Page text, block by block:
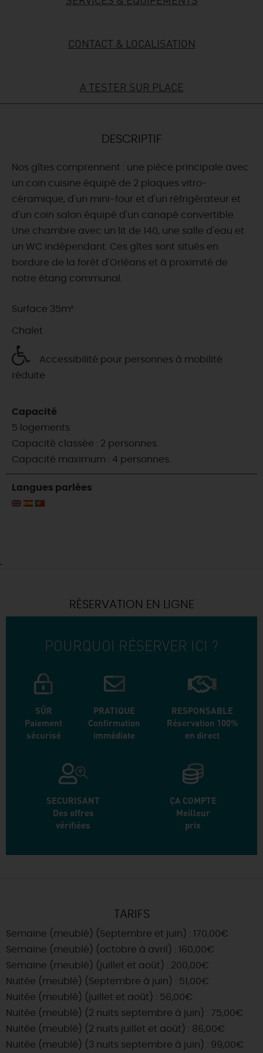
CONTACT & LOCALISATION
A TESTER SUR PLACE
DESCRIPTIF
Nos gîtes comprennent : une pièce principale avec
un coin cuisine équipé de 2 plaques vitro-
céramique, d'un mini-four et d'un réfrigérateur et
d'un coin salon équipé d'un canapé convertible.
Une chambre avec un lit de 140, une salle d'eau et
un WC indépendant. Ces gîtes sont situés en
bordure de la forêt d'Orléans et à proximité de
notre étang communal.
Surface 35m²
Chalet
Accessibilité pour personnes à mobilité
réduite
Capacité
5 logements
Capacité classée : 2 personnes.
Capacité maximum : 4 personnes.
Langues parlées
RÉSERVATION EN LIGNE
POURQUOI RÉSERVER ICI ?
SÛR
Paiement
sécurisé
PRATIQUE
Confirmation
immédiate
RESPONSABLE
Réservation 100%
en direct
SECURISANT
Des offres
vérifiées
ÇA COMPTE
Meilleur
prix
TARIFS
Semaine (meublé) (Septembre et juin) : 170,00€
Semaine (meublé) (octobre à avril) : 160,00€
Semaine (meublé) (juillet et août) : 200,00€
Nuitée (meublé) (Septembre à juin) : 51,00€
Nuitée (meublé) (juillet et août) : 56,00€
Nuitée (meublé) (2 nuits septembre à juin) : 75,00€
Nuitée (meublé) (2 nuits juillet et août) : 86,00€
Nuitée (meublé) (3 nuits septembre à juin) : 99,00€